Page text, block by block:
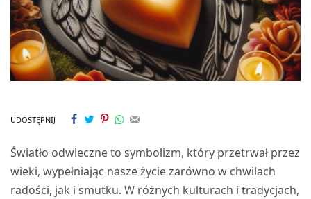
UDOSTĘPNIJ
Światło odwieczne to symbolizm, który przetrwał przez
wieki, wypełniając nasze życie zarówno w chwilach
radości, jak i smutku. W różnych kulturach i tradycjach,